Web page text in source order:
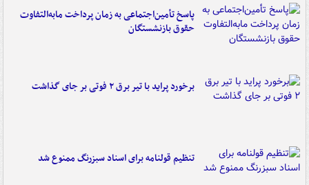
پاسخ تأمین‌اجتماعی به زمان پرداخت مابه‌التفاوت
حقوق بازنشستگان
برخورد پراید با تیر برق ۲ فوتی بر جای گذاشت
تنظیم قولنامه برای اسناد سبزرنگ ممنوع شد